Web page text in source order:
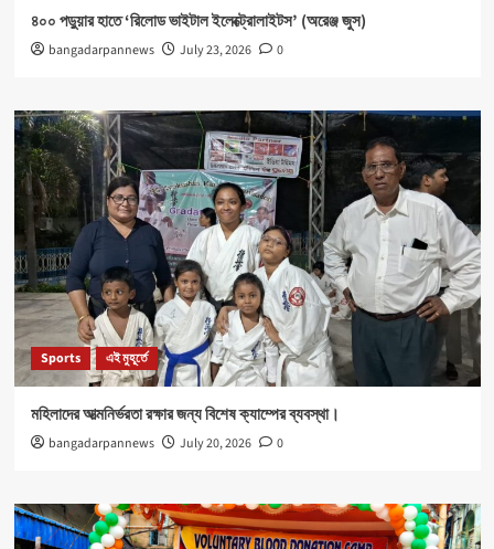
৪০০ পড়ুয়ার হাতে ‘রিলোড ভাইটাল ইলেক্ট্রোলাইটস’ (অরেঞ্জ জুস)
bangadarpannews July 23, 2026 0
Sports এই মুহূর্তে
মহিলাদের আত্মনির্ভরতা রক্ষার জন্য বিশেষ ক্যাম্পের ব্যবস্থা।
bangadarpannews July 20, 2026 0